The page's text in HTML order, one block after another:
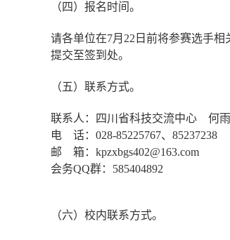
（四）报名时间。
请各单位在7月 22 日前将参赛选手
提交至签到处。
（五）联系方式。
联系人：四川省科技交流中心 何
电 话： 028-85225767、 85237238
邮 箱： kpzxbgs402@163.com
会务QQ群： 585404892
（六）校内联系方式。